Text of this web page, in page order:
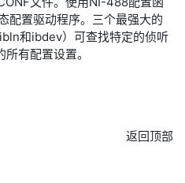
配置驱动程序。三个最强大的
和ibdev）可查找特定的侦听
有配置设置。
返回顶部